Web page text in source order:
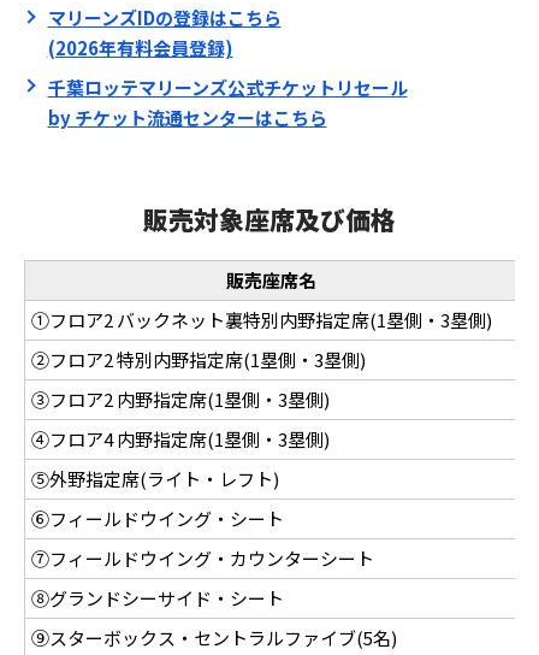
マリーンズIDの登録はこちら
(2026年有料会員登録)
千葉ロッテマリーンズ公式チケットリセール
by チケット流通センターはこちら
販売対象座席及び価格
販売座席名
①フロア2 バックネット裏特別内野指定席(1塁側・3塁側)
②フロア2 特別内野指定席(1塁側・3塁側)
③フロア2 内野指定席(1塁側・3塁側)
④フロア4 内野指定席(1塁側・3塁側)
⑤外野指定席(ライト・レフト)
⑥フィールドウイング・シート
⑦フィールドウイング・カウンターシート
⑧グランドシーサイド・シート
⑨スターボックス・セントラルファイブ(5名)